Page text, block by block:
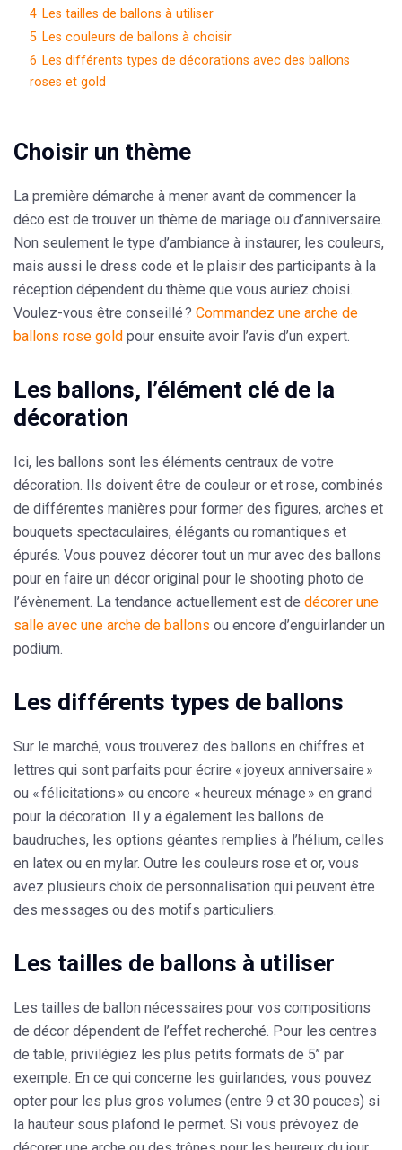
4 Les tailles de ballons à utiliser
5 Les couleurs de ballons à choisir
6 Les différents types de décorations avec des ballons
roses et gold
Choisir un thème
La première démarche à mener avant de commencer la
déco est de trouver un thème de mariage ou d’anniversaire.
Non seulement le type d’ambiance à instaurer, les couleurs,
mais aussi le dress code et le plaisir des participants à la
réception dépendent du thème que vous auriez choisi.
Voulez-vous être conseillé ? Commandez une arche de
ballons rose gold pour ensuite avoir l’avis d’un expert.
Les ballons, l’élément clé de la
décoration
Ici, les ballons sont les éléments centraux de votre
décoration. Ils doivent être de couleur or et rose, combinés
de différentes manières pour former des figures, arches et
bouquets spectaculaires, élégants ou romantiques et
épurés. Vous pouvez décorer tout un mur avec des ballons
pour en faire un décor original pour le shooting photo de
l’évènement. La tendance actuellement est de décorer une
salle avec une arche de ballons ou encore d’enguirlander un
podium.
Les différents types de ballons
Sur le marché, vous trouverez des ballons en chiffres et
lettres qui sont parfaits pour écrire « joyeux anniversaire »
ou « félicitations » ou encore « heureux ménage » en grand
pour la décoration. Il y a également les ballons de
baudruches, les options géantes remplies à l’hélium, celles
en latex ou en mylar. Outre les couleurs rose et or, vous
avez plusieurs choix de personnalisation qui peuvent être
des messages ou des motifs particuliers.
Les tailles de ballons à utiliser
Les tailles de ballon nécessaires pour vos compositions
de décor dépendent de l’effet recherché. Pour les centres
de table, privilégiez les plus petits formats de 5’’ par
exemple. En ce qui concerne les guirlandes, vous pouvez
opter pour les plus gros volumes (entre 9 et 30 pouces) si
la hauteur sous plafond le permet. Si vous prévoyez de